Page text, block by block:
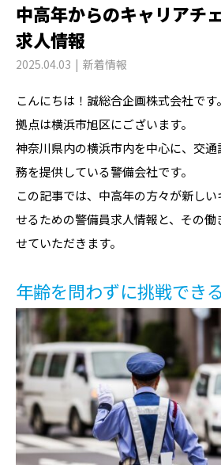
中高年からのキャリアチ
求人情報
2025.04.03 新着情報
こんにちは！誠総合企画株式会社です。
拠点は横浜市旭区にございます。
神奈川県内の横浜市内を中心に、交
務を提供している警備会社です。
この記事では、中高年の方々が新し
せるための警備員求人情報と、その
せていただきます。
年齢を問わずに挑戦でき